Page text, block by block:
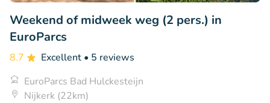
Weekend of midweek weg (2 pers.) in
EuroParcs
8.7 Excellent • 5 reviews
EuroParcs Bad Hulckesteijn
Nijkerk (22km)